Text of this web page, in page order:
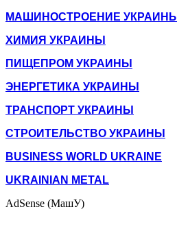
МАШИНОСТРОЕНИЕ УКРАИНЫ
ХИМИЯ УКРАИНЫ
ПИЩЕПРОМ УКРАИНЫ
ЭНЕРГЕТИКА УКРАИНЫ
ТРАНСПОРТ УКРАИНЫ
СТРОИТЕЛЬСТВО УКРАИНЫ
BUSINESS WORLD UKRAINE
UKRAINIAN METAL
AdSense (МашУ)